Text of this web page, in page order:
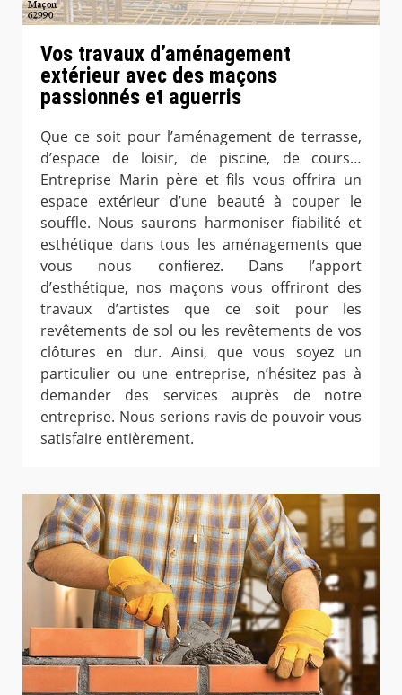
Vos travaux d’aménagement
extérieur avec des maçons
passionnés et aguerris
Que ce soit pour l’aménagement de terrasse,
d’espace de loisir, de piscine, de cours…
Entreprise Marin père et fils vous offrira un
espace extérieur d’une beauté à couper le
souffle. Nous saurons harmoniser fiabilité et
esthétique dans tous les aménagements que
vous nous confierez. Dans l’apport
d’esthétique, nos maçons vous offriront des
travaux d’artistes que ce soit pour les
revêtements de sol ou les revêtements de vos
clôtures en dur. Ainsi, que vous soyez un
particulier ou une entreprise, n’hésitez pas à
demander des services auprès de notre
entreprise. Nous serions ravis de pouvoir vous
satisfaire entièrement.